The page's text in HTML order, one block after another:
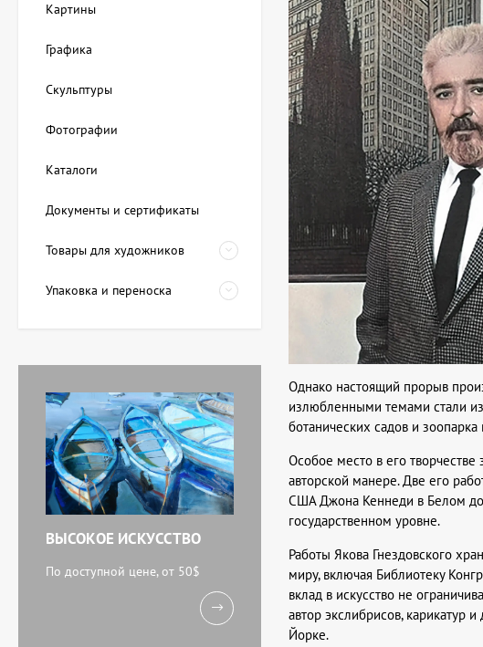
Однако настоящий прорыв
излюбленными темами стали
ботанических садов и
Особое место в его
авторской манере. Две его
США Джона Кеннеди в Белом
государственном уровне.
Работы Якова Гнездовского
миру, включая Библиотеку
вклад в искусство не
автор экслибрисов, карикатур
Йорке.
Картины
Графика
Скульптуры
Фотографии
Каталоги
Документы и сертификаты
Товары для художников
Упаковка и переноска
ВЫСОКОЕ ИСКУССТВО
По доступной цене, от 50$